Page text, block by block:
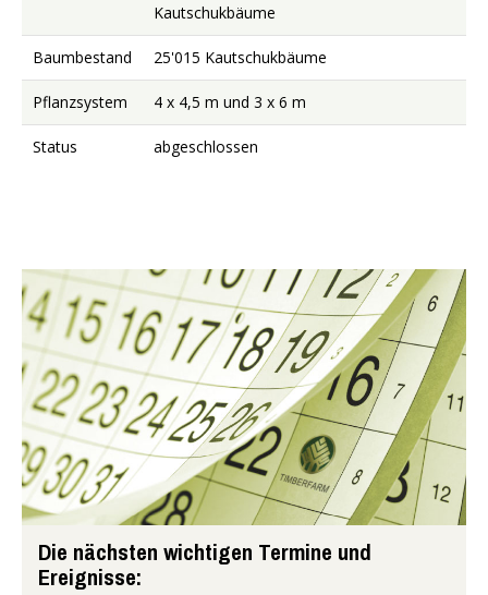
Kautschukbäume
Baumbestand 25'015 Kautschukbäume
Pflanzsystem 4 x 4,5 m und 3 x 6 m
Status abgeschlossen
Die nächsten wichtigen Termine und
Ereignisse: